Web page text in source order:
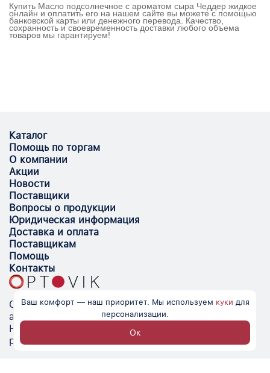
Купить Масло подсолнечное с ароматом сыра Чеддер жидкое
онлайн и оплатить его на нашем сайте вы можете с помощью
банковской карты или денежного перевода. Качество,
сохранность и своевременность доставки любого объема
товаров мы гарантируем!
Optovik.com - электронная площадка для
автоматизации закупок и поиска поставщиков.
Низкие цены, надёжные контрагенты и удобство
работы.
Каталог
Помощь по торгам
О компании
Акции
Новости
Поставщики
Вопросы о продукции
Юридическая информация
Доставка и оплата
Поставщикам
Помощь
Контакты
Ваш комфорт — наш приоритет. Мы используем куки для
персонализации.
Ок